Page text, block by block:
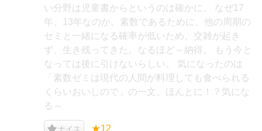
い分野は児童書からというのは確かに。 なぜ17
年、13年なのか。素数であるために、他の周期の
セミと一緒になる確率が低いため、交雑が起き
ず、生き残ってきた。なるほど～納得。 もう今と
なっては後に引けないらしい。 気になったのは
「素数ゼミは現代の人間が料理しても食べられる
くらいおいしので」の一文。ほんとに！？気にな
る～
ナイス ★12